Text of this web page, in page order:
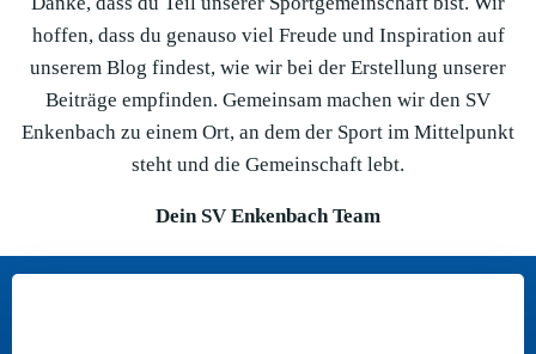
hoffen, dass du genauso viel Freude und Inspiration auf
unserem Blog findest, wie wir bei der Erstellung unserer
Beiträge empfinden. Gemeinsam machen wir den SV
Enkenbach zu einem Ort, an dem der Sport im Mittelpunkt
steht und die Gemeinschaft lebt.
Dein SV Enkenbach Team